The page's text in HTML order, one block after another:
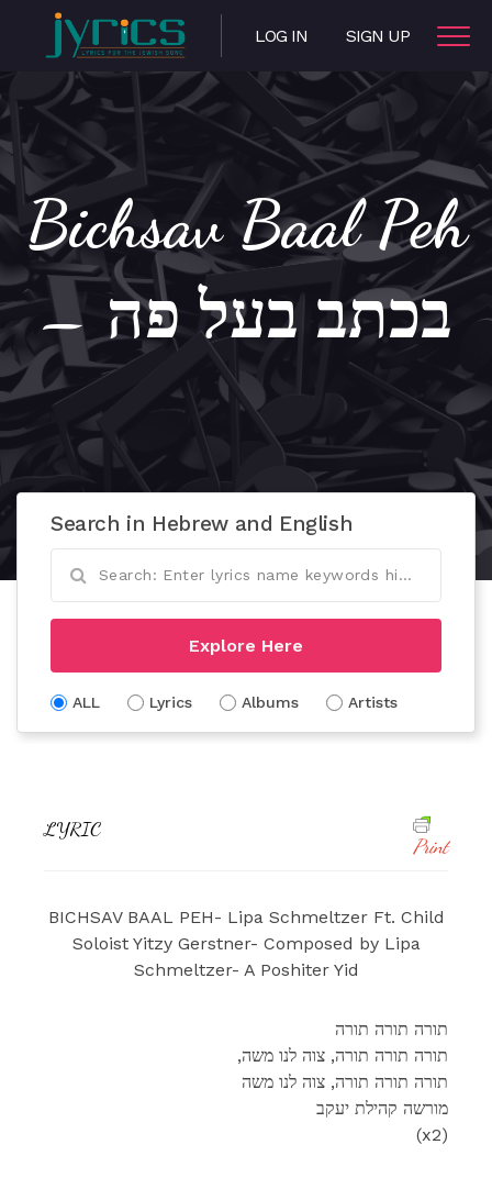
LOG IN SIGN UP
Bichsav Baal Peh
– בכתב בעל פה
Search in Hebrew and English
Explore Here
ALL Lyrics Albums Artists
LYRIC
Print
BICHSAV BAAL PEH- Lipa Schmeltzer Ft. Child
Soloist Yitzy Gerstner- Composed by Lipa
Schmeltzer- A Poshiter Yid
תורה תורה תורה
,תורה תורה תורה, צוה לנו משה
תורה תורה תורה, צוה לנו משה
מורשה קהילת יעקב
(x2)